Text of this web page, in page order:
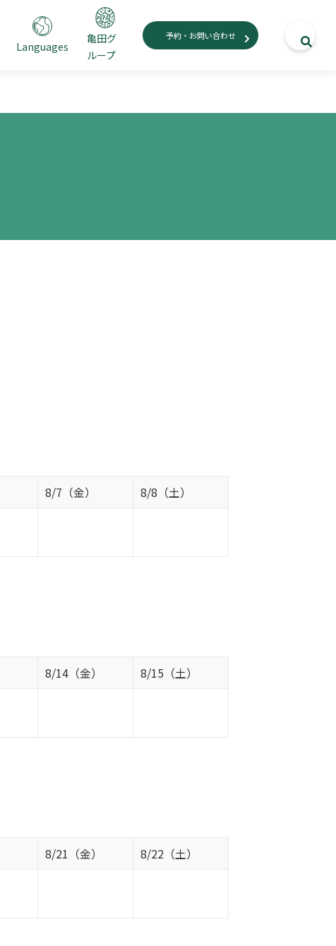
Languages
亀田グ
ループ
予約・お問い合わせ
8/7（金）
8/8（土）
8/14（金）
8/15（土）
8/21（金）
8/22（土）